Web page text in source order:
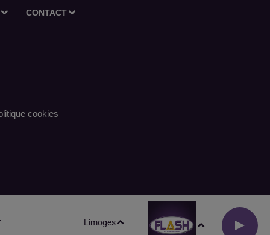
CONTACT
Limoges
cookies